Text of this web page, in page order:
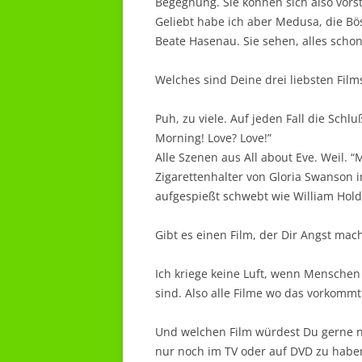
Geliebt habe ich aber Medusa, die
Beate Hasenau. Sie sehen, alles
Welches sind Deine drei liebsten
Puh, zu viele. Auf jeden Fall die
Morning! Love? Love!”
Alle Szenen aus All about Eve. Weil.
Zigarettenhalter von Gloria Swanson
aufgespießt schwebt wie William
Gibt es einen Film, der Dir Angst
Ich kriege keine Luft, wenn
sind. Also alle Filme wo das
Und welchen Film würdest Du
nur noch im TV oder auf DVD zu